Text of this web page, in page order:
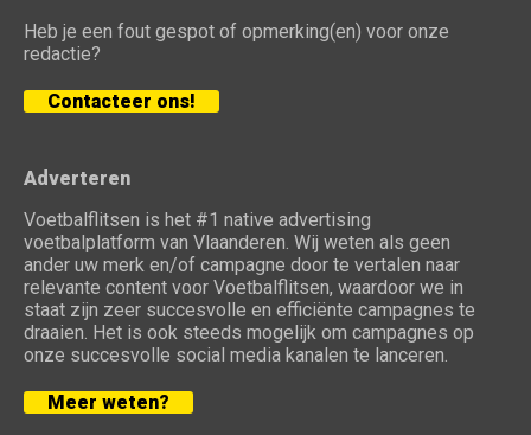
Heb je een fout gespot of opmerking(en) voor onze
redactie?
Contacteer ons!
Adverteren
Voetbalflitsen is het #1 native advertising
voetbalplatform van Vlaanderen. Wij weten als geen
ander uw merk en/of campagne door te vertalen naar
relevante content voor Voetbalflitsen, waardoor we in
staat zijn zeer succesvolle en efficiënte campagnes te
draaien. Het is ook steeds mogelijk om campagnes op
onze succesvolle social media kanalen te lanceren.
Meer weten?